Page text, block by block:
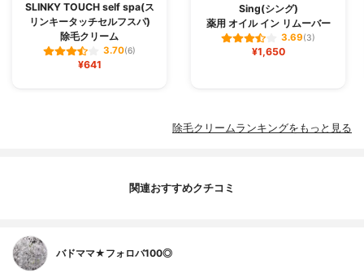
SLINKY TOUCH self spa(ス
リンキータッチセルフスパ)
除毛クリーム
3.70(6)
¥641
Sing(シング)
薬用 オイル イン リムーバー
3.69(3)
¥1,650
除毛クリームランキングをもっと見る
関連おすすめクチコミ
バドママ★フォロバ100◎